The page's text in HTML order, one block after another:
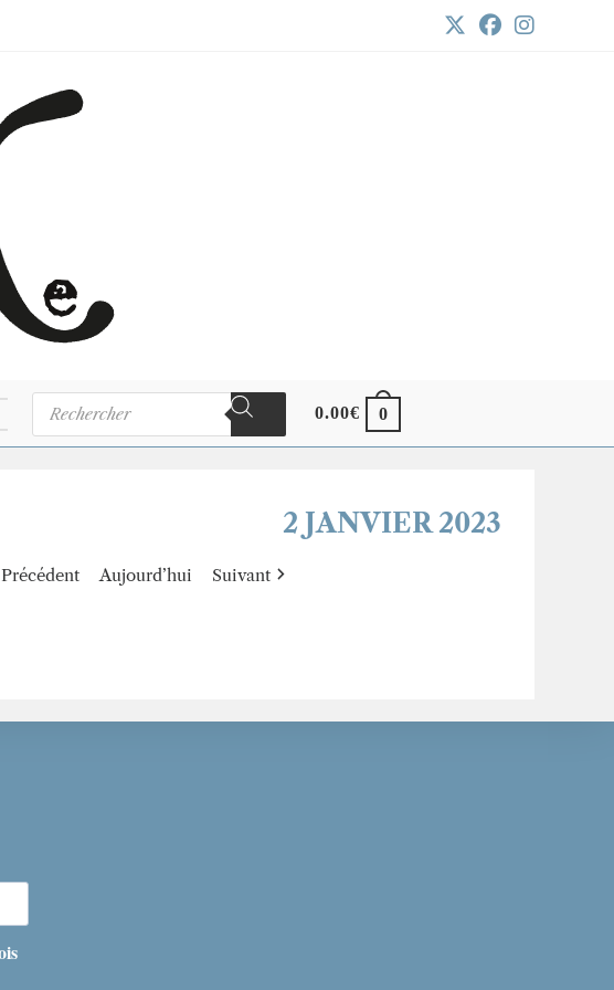
Recherche
de
produits
0.00€ 0
2 JANVIER 2023
Précédent Aujourd’hui Suivant